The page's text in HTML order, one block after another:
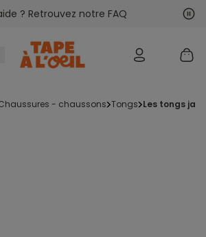
? Retrouvez notre FAQ
chaussures - chaussons tongs les tongs